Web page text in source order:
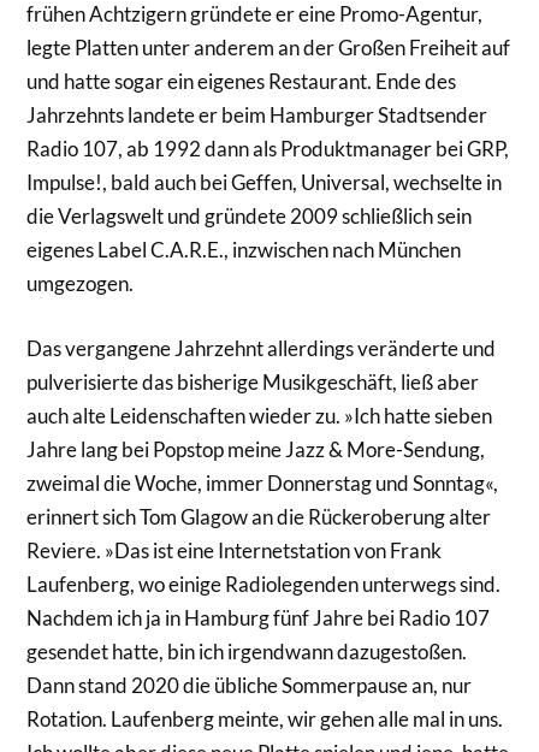
frü­hen Achtzigern gründete er eine Promo-­Agentur,
legte Platten unter anderem an der Großen Freiheit auf
und hatte sogar ein eigenes Restaurant. Ende des
Jahrzehnts landete er beim Hamburger Stadtsender
Radio 107, ab 1992 dann als Produktmanager bei GRP,
Impulse!, bald auch bei Geffen, Universal, wechselte in
die Verlagswelt und gründete 2009 schließlich sein
eigenes Label C.A.R.E., inzwischen nach München
umgezogen.
Das vergangene Jahrzehnt allerdings veränderte und
pulverisierte das bisherige Musikgeschäft, ließ aber
auch alte Leidenschaften wieder zu. »Ich hatte sieben
Jahre lang bei Popstop meine Jazz & More­-Sendung,
zweimal die Woche, immer Donnerstag und Sonntag«,
erinnert sich Tom Glagow an die Rückeroberung alter
Reviere. »Das ist eine Internetstation von Frank
Laufenberg, wo einige Radiolegenden unterwegs sind.
Nachdem ich ja in Hamburg fünf Jahre bei Radio 107
gesendet hatte, bin ich irgendwann dazugestoßen.
Dann stand 2020 die übliche Sommerpause an, nur
Rotation. Laufenberg meinte, wir gehen alle mal in uns.